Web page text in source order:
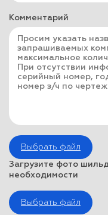
Комментарий
Выбрать файл
Загрузите фото
необходимости
Выбрать файл